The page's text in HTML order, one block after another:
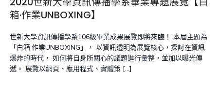
箱·作業UNBOXING】
世新大學資訊傳播學系106級畢業成果展覽即將來臨！ 本屆主題為
「白箱·作業UNBOXING」， 以資訊透明為展覽核心，探討在資訊
爆炸的時代， 如何將自身所關心的議題進行彙整，並加以曝光傳
遞。 展覽以網頁、應用程式、實體策 […]